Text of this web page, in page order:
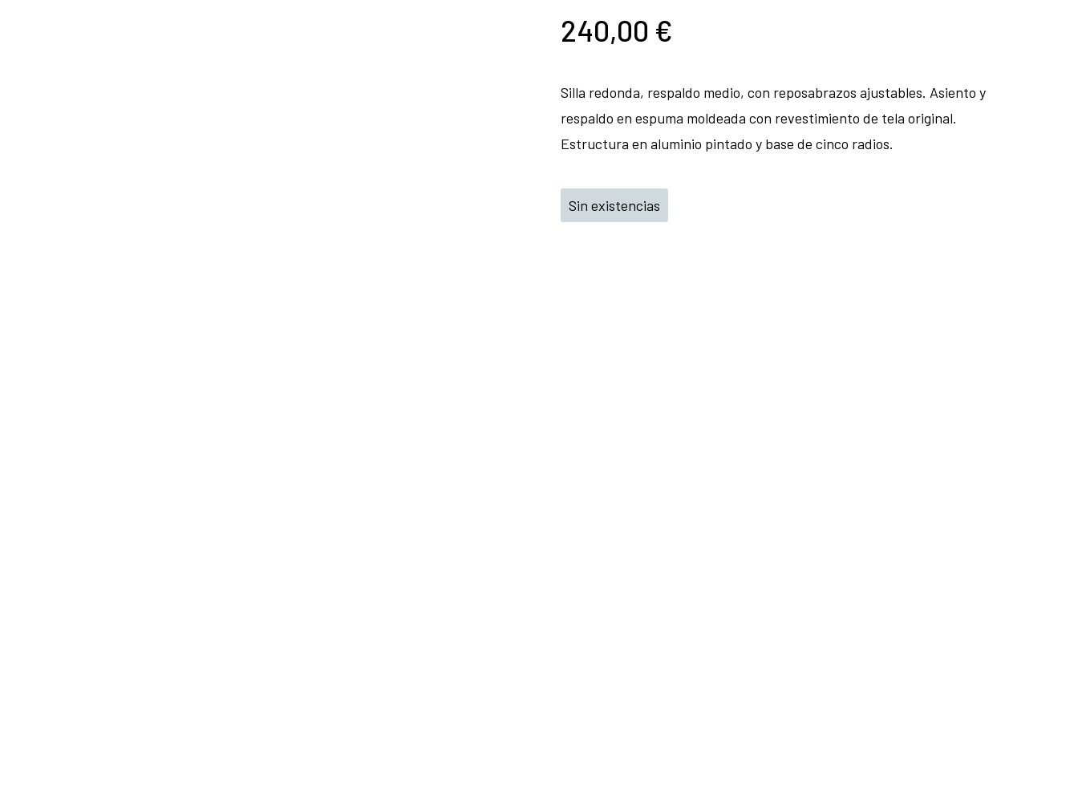
240,00 €
Silla redonda, respaldo medio, con reposabrazos ajustables. Asiento y
respaldo en espuma moldeada con revestimiento de tela original.
Estructura en aluminio pintado y base de cinco radios.
Sin existencias